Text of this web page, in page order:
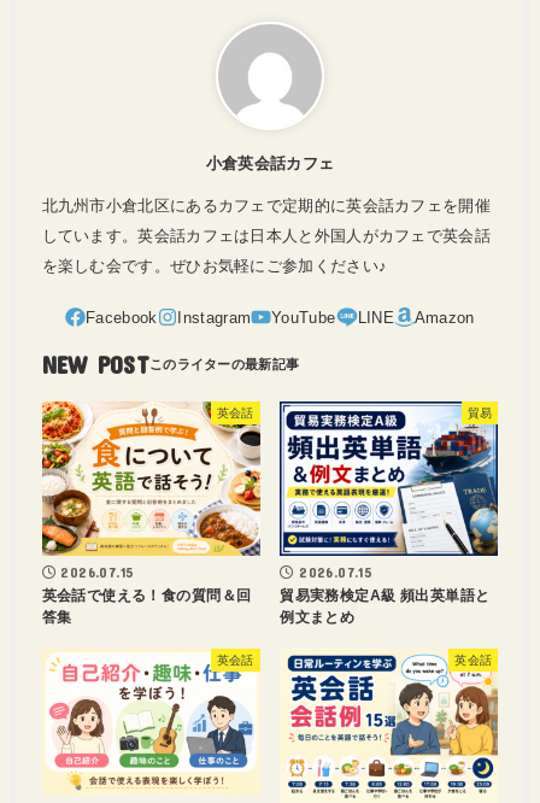
小倉英会話カフェ
北九州市小倉北区にあるカフェで定期的に英会話カフェを開催
しています。英会話カフェは日本人と外国人がカフェで英会話
を楽しむ会です。ぜひお気軽にご参加ください♪
NEW POST
英会話
2026.07.15
英会話で使える！食の質問＆回
答集
貿易
2026.07.15
貿易実務検定A級 頻出英単語と
例文まとめ
英会話 英会話